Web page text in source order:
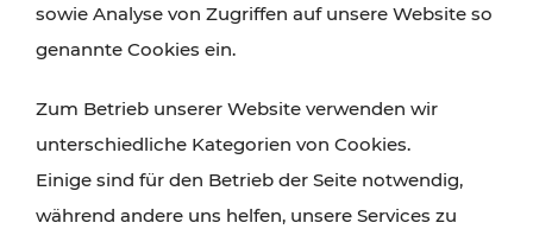
Alle wichtigen Meldungen zu Fahrplanänderungen,
finden Sie hier im Überblick.
sowie Analyse von Zugriffen auf unsere Website so
genannte Cookies ein.
Zum Betrieb unserer Website verwenden wir
unterschiedliche Kategorien von Cookies.
Einige sind für den Betrieb der Seite notwendig,
während andere uns helfen, unsere Services zu